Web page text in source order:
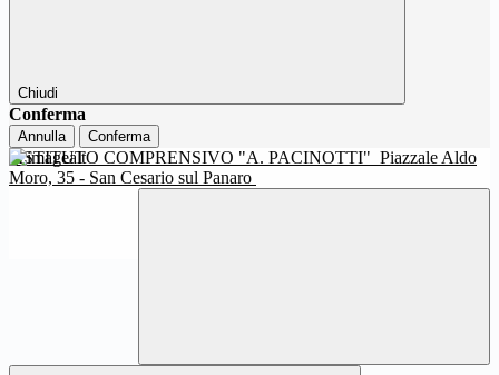
Chiudi
Conferma
Annulla Conferma
ISTITUTO COMPRENSIVO "A. PACINOTTI" Piazzale Aldo
Moro, 35 - San Cesario sul Panaro